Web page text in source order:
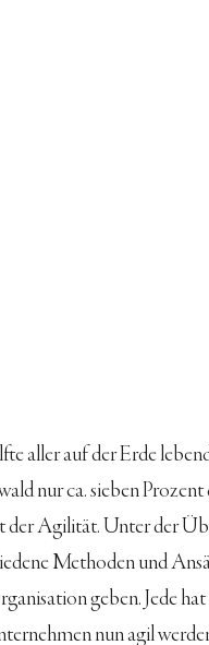
aller auf der Erde
nur ca. sieben
der Agilität. Unter der
Methoden und
geben. Jede
nun agil